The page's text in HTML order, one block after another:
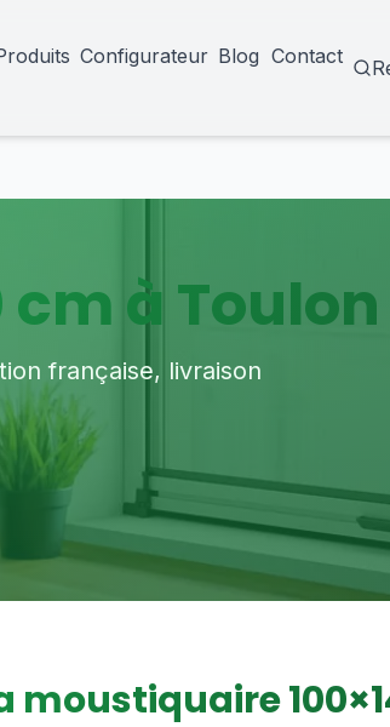
Configurateur Blog Contact
à Toulon
française, livraison
moustiquaire100×